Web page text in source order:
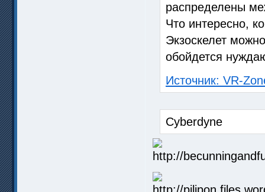
распределены
Что интересно,
Экзоскелет
обойдется
Источник: VR-
Cyberdyne